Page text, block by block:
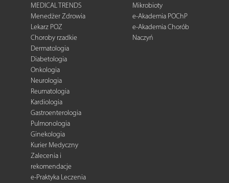
MEDICAL TRENDS
Menedżer Zdrowia
Lekarz POZ
Choroby rzadkie
Dermatologia
Diabetologia
Onkologia
Neurologia
Reumatologia
Kardiologia
Gastroenterologia
Pulmonologia
Ginekologia
Kurier Medyczny
Zalecenia i
rekomendacje
e-Praktyka Leczenia
Mikrobioty
e-Akademia POChP
e-Akademia Chorób
Naczyń